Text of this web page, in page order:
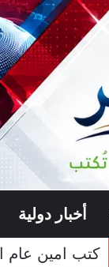
أخبار دولية
كتب امين عام